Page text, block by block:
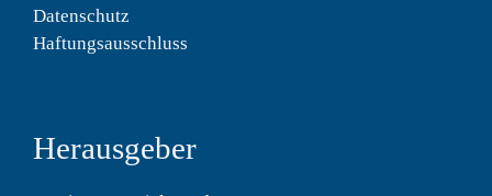
Datenschutz
Haftungsausschluss
Herausgeber